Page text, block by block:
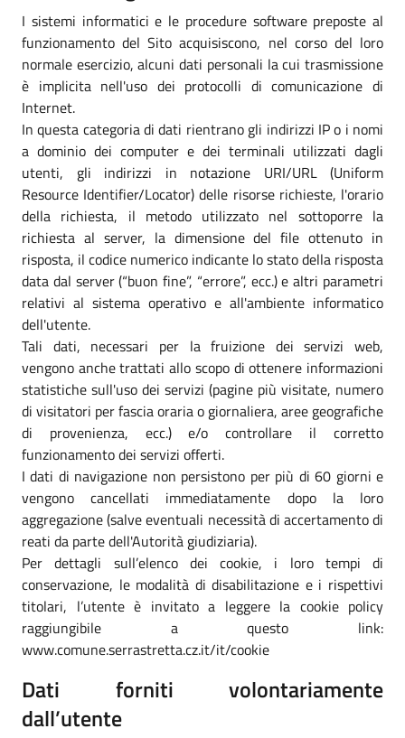
I sistemi informatici e le procedure software preposte al
funzionamento del Sito acquisiscono, nel corso del loro
normale esercizio, alcuni dati personali la cui trasmissione
è implicita nell'uso dei protocolli di comunicazione di
Internet.
In questa categoria di dati rientrano gli indirizzi IP o i nomi
a dominio dei computer e dei terminali utilizzati dagli
utenti, gli indirizzi in notazione URI/URL (Uniform
Resource Identifier/Locator) delle risorse richieste, l'orario
della richiesta, il metodo utilizzato nel sottoporre la
richiesta al server, la dimensione del file ottenuto in
risposta, il codice numerico indicante lo stato della risposta
data dal server (“buon fine”, “errore”, ecc.) e altri parametri
relativi al sistema operativo e all'ambiente informatico
dell'utente.
Tali dati, necessari per la fruizione dei servizi web,
vengono anche trattati allo scopo di ottenere informazioni
statistiche sull'uso dei servizi (pagine più visitate, numero
di visitatori per fascia oraria o giornaliera, aree geografiche
di provenienza, ecc.) e/o controllare il corretto
funzionamento dei servizi offerti.
I dati di navigazione non persistono per più di 60 giorni e
vengono cancellati immediatamente dopo la loro
aggregazione (salve eventuali necessità di accertamento di
reati da parte dell'Autorità giudiziaria).
Per dettagli sull’elenco dei cookie, i loro tempi di
conservazione, le modalità di disabilitazione e i rispettivi
titolari, l’utente è invitato a leggere la cookie policy
raggiungibile a questo link:
www.comune.serrastretta.cz.it/it/cookie
Dati forniti volontariamente
dall’utente